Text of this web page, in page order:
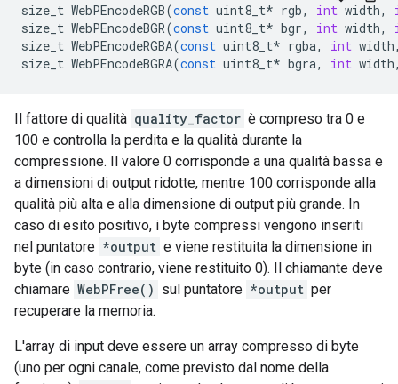
size_t WebPEncodeRGB(const uint8_t* rgb, int width,
size_t WebPEncodeBGR(const uint8_t* bgr, int width,
size_t WebPEncodeRGBA(const uint8_t* rgba, int width
size_t WebPEncodeBGRA(const uint8_t* bgra, int width
Il fattore di qualità quality_factor è compreso tra 0 e
100 e controlla la perdita e la qualità durante la
compressione. Il valore 0 corrisponde a una qualità bassa e
a dimensioni di output ridotte, mentre 100 corrisponde alla
qualità più alta e alla dimensione di output più grande. In
caso di esito positivo, i byte compressi vengono inseriti
nel puntatore *output e viene restituita la dimensione in
byte (in caso contrario, viene restituito 0). Il chiamante deve
chiamare WebPFree() sul puntatore *output per
recuperare la memoria.
L'array di input deve essere un array compresso di byte
(uno per ogni canale, come previsto dal nome della